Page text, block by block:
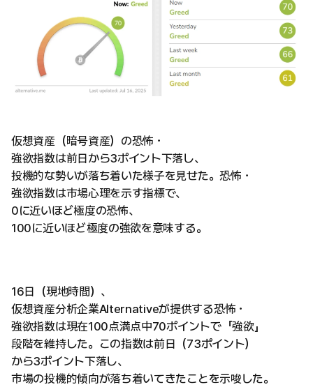
仮想資産（暗号資産）の恐怖・
強欲指数は前日から3ポイント下落し、
投機的な勢いが落ち着いた様子を見せた。恐怖・
強欲指数は市場心理を示す指標で、
0に近いほど極度の恐怖、
100に近いほど極度の強欲を意味する。
16日（現地時間）、
仮想資産分析企業Alternativeが提供する恐怖・
強欲指数は現在100点満点中70ポイントで「強欲」
段階を維持した。この指数は前日（73ポイント）
から3ポイント下落し、
市場の投機的傾向が落ち着いてきたことを示唆した。